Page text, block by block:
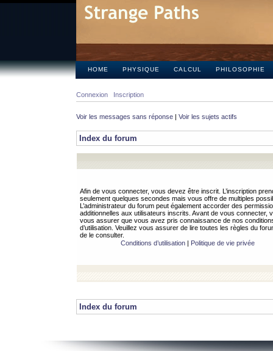
HOME PHYSIQUE CALCUL PHILOSOPHIE
Connexion Inscription
Voir les messages sans réponse | Voir les sujets actifs
Index du forum
Afin de vous connecter, vous devez être inscrit. L’inscription
seulement quelques secondes mais vous offre de multiples
L’administrateur du forum peut également accorder des
additionnelles aux utilisateurs inscrits. Avant de vous connecter,
vous assurer que vous avez pris connaissance de nos
d’utilisation. Veuillez vous assurer de lire toutes les règles du
de le consulter.
Conditions d’utilisation| Politique de vie privée
Index du forum